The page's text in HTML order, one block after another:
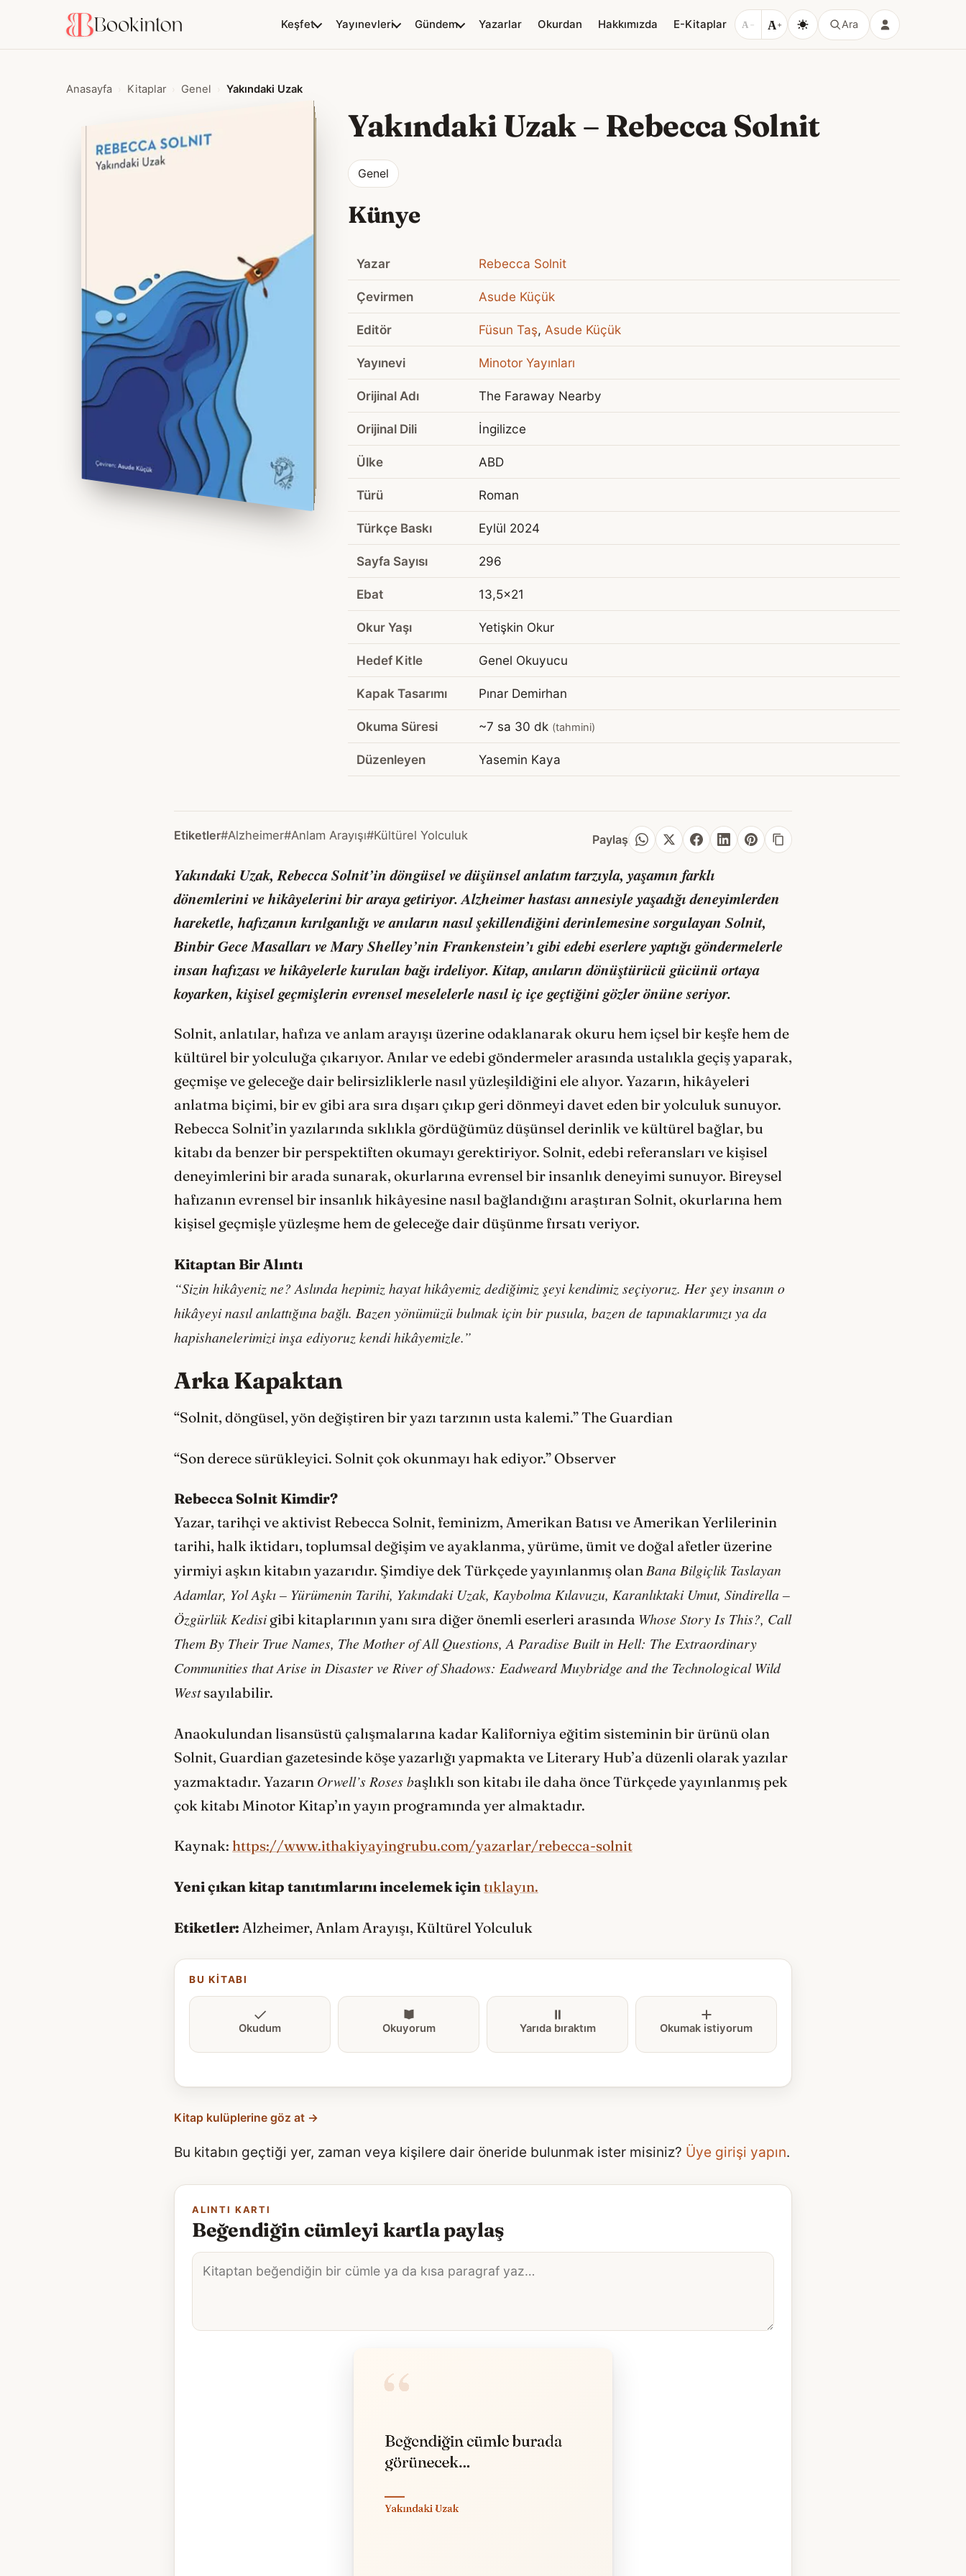
Keşfet Yayınevleri Gündem Yazarlar Okurdan Hakkımızda E-Kitaplar A − A+ Ara
Anasayfa Kitaplar Genel Yakındaki Uzak
Yakındaki Uzak– Rebecca Solnit
Genel
Künye
Yazar Rebecca Solnit
Çevirmen Asude Küçük
Editör Füsun Taş, Asude Küçük
Yayınevi Minotor Yayınları
Orijinal Adı The Faraway Nearby
Orijinal Dili İngilizce
Ülke ABD
Türü Roman
Türkçe Baskı Eylül 2024
Sayfa Sayısı 296
Ebat 13,5x21
Okur Yaşı Yetişkin Okur
Hedef Kitle Genel Okuyucu
Kapak Tasarımı Pınar Demirhan
Okuma Süresi ~7 sa 30 dk (tahmini)
Düzenleyen Yasemin Kaya
Etiketler#Alzheimer#Anlam Arayışı#Kültürel Yolculuk Paylaş
Yakındaki Uzak, Rebecca Solnit’in döngüsel ve düşünsel anlatım tarzıyla, yaşamın farklı
dönemlerini ve hikâyelerini bir araya getiriyor. Alzheimer hastası annesiyle yaşadığı deneyimlerden
hareketle, hafızanın kırılganlığı ve anıların nasıl şekillendiğini derinlemesine sorgulayan Solnit,
Binbir Gece Masalları ve Mary Shelley’ninFrankenstein’ı gibi edebi eserlere yaptığı göndermelerle
insan hafızası ve hikâyelerle kurulan bağı irdeliyor. Kitap, anıların dönüştürücü gücünü ortaya
koyarken, kişisel geçmişlerin evrensel meselelerle nasıl iç içe geçtiğini gözler önüne seriyor.
Solnit, anlatılar, hafıza ve anlam arayışı üzerine odaklanarak okuru hem içsel bir keşfe hem de
kültürel bir yolculuğa çıkarıyor. Anılar ve edebi göndermeler arasında ustalıkla geçiş yaparak,
geçmişe ve geleceğe dair belirsizliklerle nasıl yüzleşildiğini ele alıyor. Yazarın, hikâyeleri
anlatma biçimi, bir ev gibi ara sıra dışarı çıkıp geri dönmeyi davet eden bir yolculuk sunuyor.
Rebecca Solnit’in yazılarında sıklıkla gördüğümüz düşünsel derinlik ve kültürel bağlar, bu
kitabı da benzer bir perspektiften okumayı gerektiriyor. Solnit, edebi referansları ve kişisel
deneyimlerini bir arada sunarak, okurlarına evrensel bir insanlık deneyimi sunuyor. Bireysel
hafızanın evrensel bir insanlık hikâyesine nasıl bağlandığını araştıran Solnit, okurlarına hem
kişisel geçmişle yüzleşme hem de geleceğe dair düşünme fırsatı veriyor.
Kitaptan Bir Alıntı
“Sizin hikâyeniz ne? Aslında hepimiz hayat hikâyemiz dediğimiz şeyi kendimiz seçiyoruz. Her şey insanın o
hikâyeyi nasıl anlattığına bağlı. Bazen yönümüzü bulmak için bir pusula, bazen de tapınaklarımızı ya da
hapishanelerimizi inşa ediyoruz kendi hikâyemizle.”
Arka Kapaktan
“Solnit, döngüsel, yön değiştiren bir yazı tarzının usta kalemi.” The Guardian
“Son derece sürükleyici. Solnit çok okunmayı hak ediyor.” Observer
Rebecca Solnit Kimdir?
Yazar, tarihçi ve aktivist Rebecca Solnit, feminizm, Amerikan Batısı ve Amerikan Yerlilerinin
tarihi, halk iktidarı, toplumsal değişim ve ayaklanma, yürüme, ümit ve doğal afetler üzerine
yirmiyi aşkın kitabın yazarıdır. Şimdiye dek Türkçede yayınlanmış olanBana Bilgiçlik Taslayan
Adamlar, Yol Aşkı – Yürümenin Tarihi, Yakındaki Uzak, Kaybolma Kılavuzu, Karanlıktaki Umut, Sindirella –
Özgürlük Kedisigibi kitaplarının yanı sıra diğer önemli eserleri arasında Whose Story Is This?, Call
Them By Their True Names, The Mother of All Questions, A Paradise Built in Hell: The Extraordinary
Communities that Arise in Disaster ve River of Shadows: Eadweard Muybridge and the Technological Wild
Westsayılabilir.
Anaokulundan lisansüstü çalışmalarına kadar Kaliforniya eğitim sisteminin bir ürünü olan
Solnit, Guardian gazetesinde köşe yazarlığı yapmakta ve Literary Hub’a düzenli olarak yazılar
yazmaktadır. Yazarın Orwell’s Roses başlıklı son kitabı ile daha önce Türkçede yayınlanmış pek
çok kitabı Minotor Kitap’ın yayın programında yer almaktadır.
Kaynak: https://www.ithakiyayingrubu.com/yazarlar/rebecca-solnit
Yeni çıkan kitap tanıtımlarını incelemek içintıklayın.
Etiketler: Alzheimer, Anlam Arayışı, Kültürel Yolculuk
BU KITABI
Okudum Okuyorum Yarıda bıraktım Okumak istiyorum
Kitap kulüplerine göz at →
Bu kitabın geçtiği yer, zaman veya kişilere dair öneride bulunmak ister misiniz? Üye girişi yapın.
ALINTI KARTI
Beğendiğin cümleyi kartla paylaş
Alıntı
metni